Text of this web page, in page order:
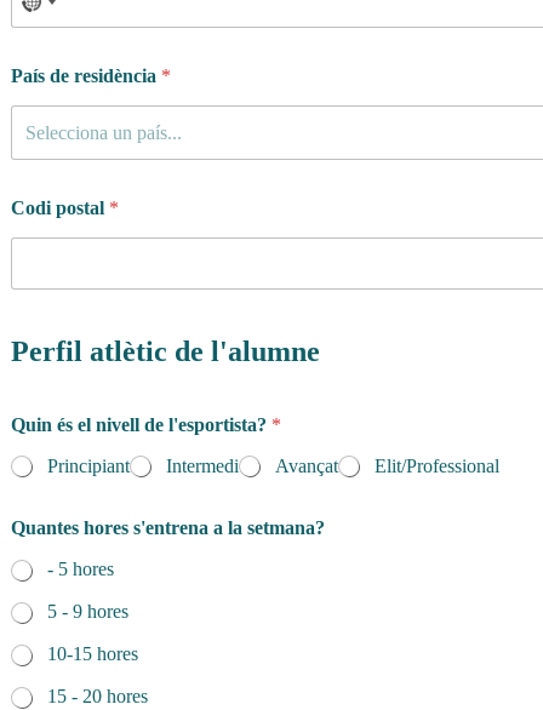
País de residència *
Selecciona un país...
Codi postal *
Perfil atlètic de l'alumne
Quin és el nivell de l'esportista? *
Principiant
Intermedi Avançat Elit/Professional
Quantes hores s'entrena a la setmana?
- 5 hores
5 - 9 hores
10-15 hores
15 - 20 hores